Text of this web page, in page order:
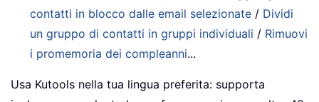
contatti in blocco dalle email selezionate / Dividi
un gruppo di contatti in gruppi individuali / Rimuovi
i promemoria dei compleanni...
Usa Kutools nella tua lingua preferita: supporta